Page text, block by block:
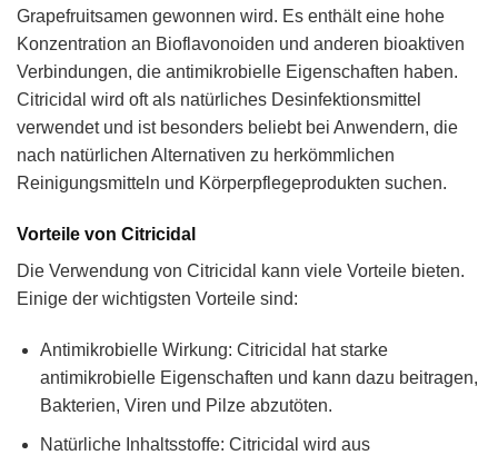
Grapefruitsamen gewonnen wird. Es enthält eine hohe
Konzentration an Bioflavonoiden und anderen bioaktiven
Verbindungen, die antimikrobielle Eigenschaften haben.
Citricidal wird oft als natürliches Desinfektionsmittel
verwendet und ist besonders beliebt bei Anwendern, die
nach natürlichen Alternativen zu herkömmlichen
Reinigungsmitteln und Körperpflegeprodukten suchen.
Vorteile von Citricidal
Die Verwendung von Citricidal kann viele Vorteile bieten.
Einige der wichtigsten Vorteile sind:
Antimikrobielle Wirkung: Citricidal hat starke
antimikrobielle Eigenschaften und kann dazu beitragen,
Bakterien, Viren und Pilze abzutöten.
Natürliche Inhaltsstoffe: Citricidal wird aus